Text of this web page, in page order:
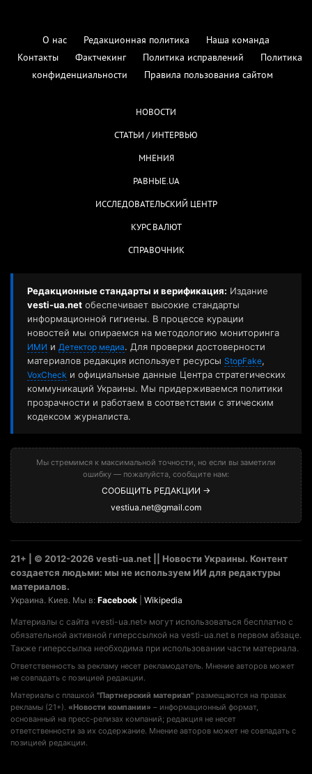
О нас Редакционная политика
Наша команда
Контакты
Фактчекинг Политика исправлений
Политика
конфиденциальности
Правила пользования сайтом
НОВОСТИ
СТАТЬИ / ИНТЕРВЬЮ
МНЕНИЯ
РАВНЫЕ.UA
ИССЛЕДОВАТЕЛЬСКИЙ ЦЕНТР
КУРС ВАЛЮТ
СПРАВОЧНИК
Редакционные стандарты и верификация: Издание
vesti-ua.net обеспечивает высокие стандарты
информационной гигиены. В процессе курации
новостей мы опираемся на методологию мониторинга
ИМИ и Детектор медиа. Для проверки достоверности
материалов редакция использует ресурсы StopFake,
VoxCheck и официальные данные Центра стратегических
коммуникаций Украины. Мы придерживаемся политики
прозрачности и работаем в соответствии с этическим
кодексом журналиста.
Мы стремимся к максимальной точности, но если вы заметили
ошибку — пожалуйста, сообщите нам:
СООБЩИТЬ РЕДАКЦИИ →
vestiua.net@gmail.com
21+ | © 2012-2026 vesti-ua.net || Новости Украины. Контент
создается людьми: мы не используем ИИ для редактуры
материалов.
Украина. Киев. Мы в: Facebook Wikipedia
Материалы с сайта «vesti-ua.net» могут использоваться бесплатно с
обязательной активной гиперссылкой на vesti-ua.net в первом абзаце.
Также гиперссылка необходима при использовании части материала.
Ответственность за рекламу несет рекламодатель. Мнение авторов может
не совпадать с позицией редакции.
Материалы с плашкой "Партнерский материал" размещаются на правах
рекламы (21+). «Новости компании» – информационный формат,
основанный на пресс-релизах компаний; редакция не несет
ответственности за их содержание. Мнение авторов может не совпадать с
позицией редакции.